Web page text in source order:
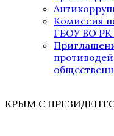
Комиссия
ГБОУ ВО
КРЫМ С